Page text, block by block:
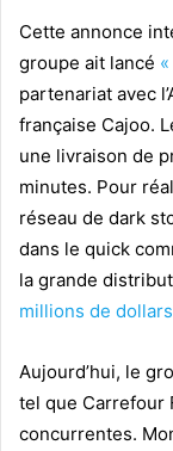
Cette annonce
groupe ait lancé
partenariat avec
française Cajoo.
une livraison de
minutes. Pour
réseau de dark
dans le quick
la grande
millions de dollars
Aujourd’hui, le
tel que Carrefour
concurrentes.